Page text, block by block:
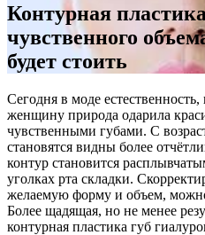
Контурная
чувственного
будет стоить
Сегодня в моде
женщину природа одарила
чувственными губами. С
становятся видны более
контур становится
уголках рта складки.
желаемую форму и объем,
Более щадящая, но не менее
контурная пластика губ